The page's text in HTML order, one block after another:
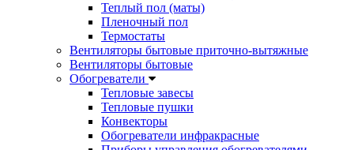
Теплый пол (маты)
Пленочный пол
Термостаты
Вентиляторы бытовые приточно-вытяжные
Вентиляторы бытовые
Обогреватели
Тепловые завесы
Тепловые пушки
Конвекторы
Обогреватели инфракрасные